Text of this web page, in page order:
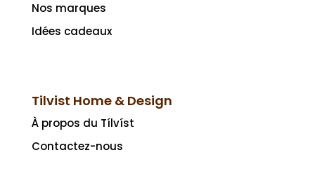
Nos marques
Idées cadeaux
Tilvist Home & Design
À propos du Tílvíst
Contactez-nous